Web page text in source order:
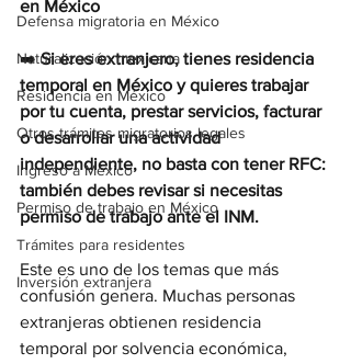
Defensa migratoria en México
Naturalización mexicana
Residencia en México
Otros trámites migratorios legales
Ingreso a México
Permiso de trabajo en México
Trámites para residentes
Inversión extranjera
en México
➡️ Si eres extranjero, tienes residencia
temporal en México y quieres trabajar
por tu cuenta, prestar servicios, facturar
o desarrollar una actividad
independiente, no basta con tener RFC:
también debes revisar si necesitas
permiso de trabajo ante el INM.
Este es uno de los temas que más
confusión genera. Muchas personas
extranjeras obtienen residencia
temporal por solvencia económica,